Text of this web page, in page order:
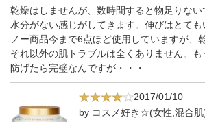
乾燥はしませんが、数時間すると物足りない
水分がない感じがしてきます。伸びはとて
ノー商品今まで6点ほど使用していますが、
それ以外の肌トラブルは全くありません。
防げたら完璧なんですが・・・
2017/01/10
by コスメ好き☆(女性,混合肌